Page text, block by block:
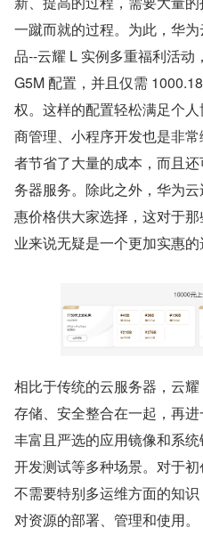
一蹴而就的过程。为此，华
品--云耀 L 实例多重福利活动
G5M 配置，并且仅需
权。这样的配置轻松满足个
商管理、小程序开发也是非
者节省了大量的成本，而且
务器服务。除此之外，华为
惠价格供大家选择，这对于
业来说无疑是一个更加实惠的
相比于传统的云服务器，云耀
存储、安全整合在一起，再
丰富且严选的应用镜像和系统
开发测试等多种场景。对于
不需要特别多运维方面的知
对资源的部署、管理和使用。